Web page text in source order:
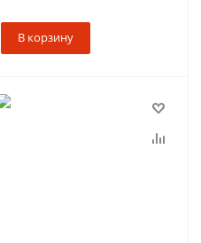
В корзину